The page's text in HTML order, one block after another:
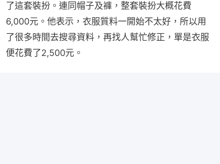
了這套裝扮。連同帽子及褲，整套裝扮大概花費
6,000元。他表示，衣服質料一開始不太好，所以用
了很多時間去搜尋資料，再找人幫忙修正，單是衣服
便花費了2,500元。